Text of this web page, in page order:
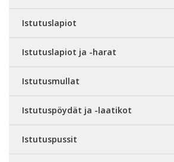
Istutuslapiot
Istutuslapiot ja -harat
Istutusmullat
Istutuspöydät ja -laatikot
Istutuspussit